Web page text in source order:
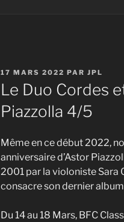
PUBLIÉ
LE
17 MARS 2022 PAR JPL
Le Duo Cordes
Piazzolla 4/5
Même en ce début 2022,
anniversaire d’Astor
2001 par la violoniste Sara
consacre son dernier
Du 14 au 18 Mars, BFC